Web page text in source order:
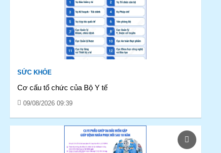
SỨC KHỎE
Cơ cấu tổ chức của Bộ Y tế
09/08/2026 09:39